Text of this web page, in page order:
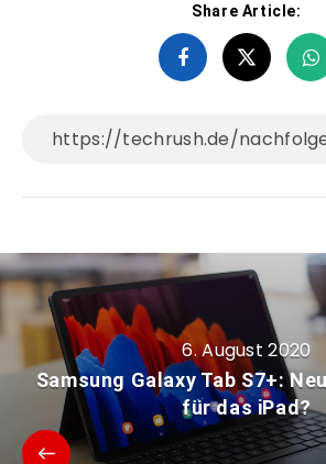
Share Article:
6. August 2020
Samsung Galaxy Tab S7+:
für das iPad?